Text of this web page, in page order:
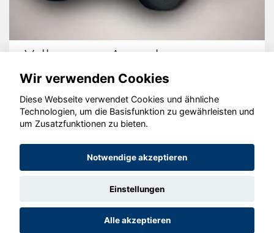
Jeep Avenger
© konjunkturmotor.de GmbH 2020 - 2026
Wir verwenden Cookies
Diese Webseite verwendet Cookies und ähnliche
Technologien, um die Basisfunktion zu gewährleisten und
um Zusatzfunktionen zu bieten.
Notwendige akzeptieren
Einstellungen
Alle akzeptieren